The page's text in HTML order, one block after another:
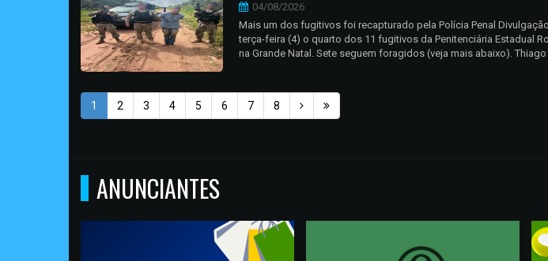
04/08/2026
Mais um dos fugitivos foi recapturado pela Polícia Penal
terça-feira (4) o quarto dos 11 fugitivos da Penitenciária Estadual
na Grande Natal. Sete seguem foragidos (veja mais abaixo).
1 2 3 4 5 6 7 8
ANUNCIANTES